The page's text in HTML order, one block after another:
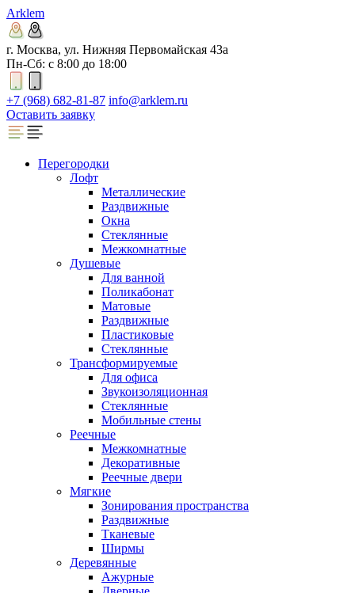
Arklem
г. Москва, ул. Нижняя Первомайская 43а
Пн-Сб: с 8:00 до 18:00
+7 (968) 682-81-87 info@arklem.ru
Оставить заявку
Перегородки
Лофт
Металлические
Раздвижные
Окна
Стеклянные
Межкомнатные
Душевые
Для ванной
Поликабонат
Матовые
Раздвижные
Пластиковые
Стеклянные
Трансформируемые
Для офиса
Звукоизоляционная
Стеклянные
Мобильные стены
Реечные
Межкомнатные
Декоративные
Реечные двери
Мягкие
Зонирования пространства
Раздвижные
Тканевые
Ширмы
Деревянные
Ажурные